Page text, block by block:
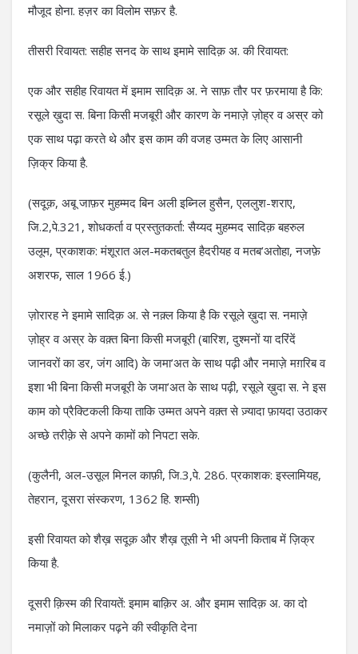
मौजूद होना. हज़र का विलोम सफ़र है.
तीसरी रिवायत: सहीह सनद के साथ इमामे सादिक़ अ. की रिवायत:
एक और सहीह रिवायत में इमाम सादिक़ अ. ने साफ़ तौर पर फ़रमाया है कि:
रसूले ख़ुदा स. बिना किसी मजबूरी और कारण के नमाज़े ज़ोह्र व अस्र को
एक साथ पढ़ा करते थे और इस काम की वजह उम्मत के लिए आसानी
ज़िक्र किया है.
(सदूक़, अबू जाफ़र मुहम्मद बिन अली इब्निल हुसैन, एललुश-शराए,
जि.2,पे.321, शोधकर्ता व प्रस्तुतकर्ता: सैय्यद मुहम्मद सादिक़ बहरुल
उलूम, प्रकाशक: मंशूरात अल-मकतबतुल हैदरीयह व मतब’अतोहा, नजफ़े
अशरफ, साल 1966 ई.)
ज़ोरारह ने इमामे सादिक़ अ. से नक़्ल किया है कि रसूले ख़ुदा स. नमाज़े
ज़ोह्र व अस्र के वक़्त बिना किसी मजबूरी (बारिश, दुश्मनों या दरिंदें
जानवरों का डर, जंग आदि) के जमा’अत के साथ पढ़ी और नमाज़े मग़रिब व
इशा भी बिना किसी मजबूरी के जमा’अत के साथ पढ़ी, रसूले ख़ुदा स. ने इस
काम को प्रैक्टिकली किया ताकि उम्मत अपने वक़्त से ज़्यादा फ़ायदा उठाकर
अच्छे तरीक़े से अपने कामों को निपटा सके.
(कुलैनी, अल-उसूल मिनल काफ़ी, जि.3,पे. 286. प्रकाशक: इस्लामियह,
तेहरान, दूसरा संस्करण, 1362 हि. शम्सी)
इसी रिवायत को शैख़ सदूक़ और शैख़ तूसी ने भी अपनी किताब में ज़िक्र
किया है.
दूसरी क़िस्म की रिवायतें: इमाम बाक़िर अ. और इमाम सादिक़ अ. का दो
नमाज़ों को मिलाकर पढ़ने की स्वीकृति देना